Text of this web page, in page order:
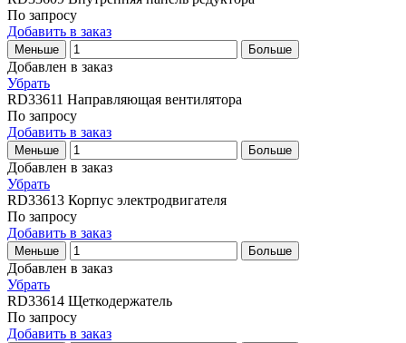
По запросу
Добавить в заказ
Меньше Больше
Добавлен в заказ
Убрать
RD33611 Направляющая вентилятора
По запросу
Добавить в заказ
Меньше Больше
Добавлен в заказ
Убрать
RD33613 Корпус электродвигателя
По запросу
Добавить в заказ
Меньше Больше
Добавлен в заказ
Убрать
RD33614 Щеткодержатель
По запросу
Добавить в заказ